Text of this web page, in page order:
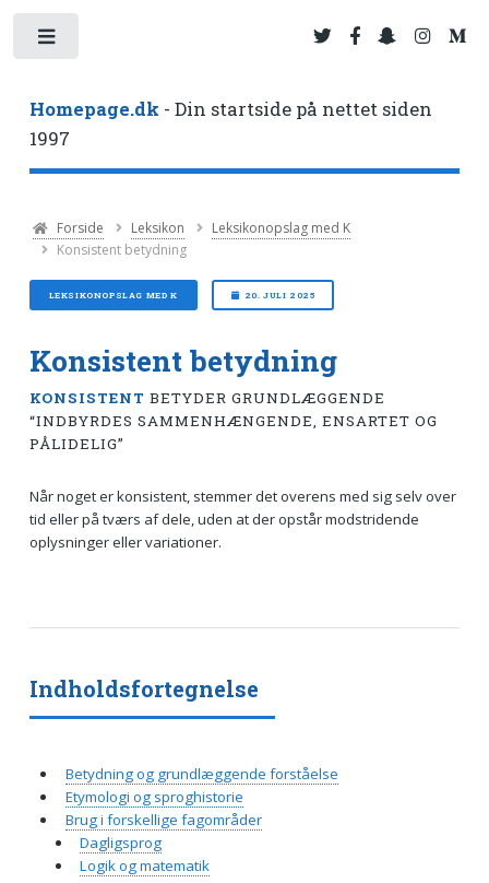
Homepage.dk - Din startside på nettet siden
1997
Forside Leksikon
Leksikonopslag med K
Konsistent betydning
LEKSIKONOPSLAG MED K 20. JULI 2025
Konsistent betydning
KONSISTENT BETYDER GRUNDLÆGGENDE
“INDBYRDES SAMMENHÆNGENDE, ENSARTET OG
PÅLIDELIG”
Når noget er konsistent, stemmer det overens med sig selv over
tid eller på tværs af dele, uden at der opstår modstridende
oplysninger eller variationer.
Indholdsfortegnelse
Betydning og grundlæggende forståelse
Etymologi og sproghistorie
Brug i forskellige fagområder
Dagligsprog
Logik og matematik